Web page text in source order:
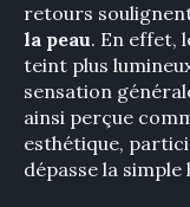
retours
la peau. En effet,
teint plus
sensation
ainsi perçue
esthétique,
dépasse la